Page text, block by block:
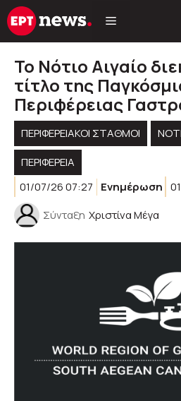
Μετάβαση
σε
Το Νότιο Αιγαίο
τίτλο της
Περιφέρειας
ΠΕΡΙΦΕΡΕΙΑΚΟΊ ΣΤΑΘΜΟΊ
ΠΕΡΙΦΈΡΕΙΑ
01/07/26 07:27
Ενημέρωση
Σύνταξη Χριστίνα Μέγα